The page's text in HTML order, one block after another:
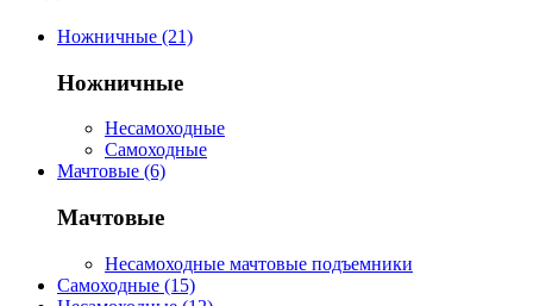
Ножничные (21)
Ножничные
Несамоходные
Самоходные
Мачтовые (6)
Мачтовые
Несамоходные мачтовые подъемники
Самоходные (15)